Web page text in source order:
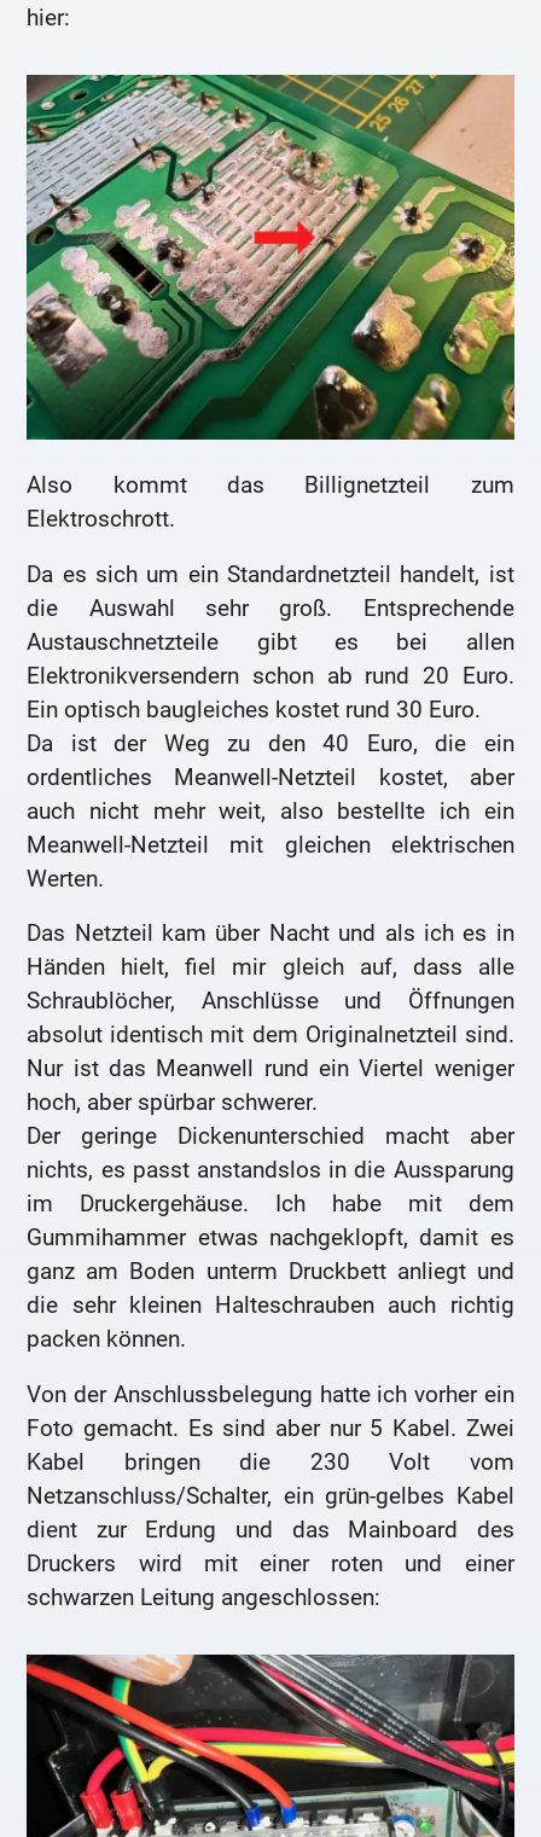
hier:
Also kommt das Billignetzteil zum
Elektroschrott.
Da es sich um ein Standardnetzteil handelt, ist
die Auswahl sehr groß. Entsprechende
Austauschnetzteile gibt es bei allen
Elektronikversendern schon ab rund 20 Euro.
Ein optisch baugleiches kostet rund 30 Euro.
Da ist der Weg zu den 40 Euro, die ein
ordentliches Meanwell-Netzteil kostet, aber
auch nicht mehr weit, also bestellte ich ein
Meanwell-Netzteil mit gleichen elektrischen
Werten.
Das Netzteil kam über Nacht und als ich es in
Händen hielt, fiel mir gleich auf, dass alle
Schraublöcher, Anschlüsse und Öffnungen
absolut identisch mit dem Originalnetzteil sind.
Nur ist das Meanwell rund ein Viertel weniger
hoch, aber spürbar schwerer.
Der geringe Dickenunterschied macht aber
nichts, es passt anstandslos in die Aussparung
im Druckergehäuse. Ich habe mit dem
Gummihammer etwas nachgeklopft, damit es
ganz am Boden unterm Druckbett anliegt und
die sehr kleinen Halteschrauben auch richtig
packen können.
Von der Anschlussbelegung hatte ich vorher ein
Foto gemacht. Es sind aber nur 5 Kabel. Zwei
Kabel bringen die 230 Volt vom
Netzanschluss/Schalter, ein grün-gelbes Kabel
dient zur Erdung und das Mainboard des
Druckers wird mit einer roten und einer
schwarzen Leitung angeschlossen: